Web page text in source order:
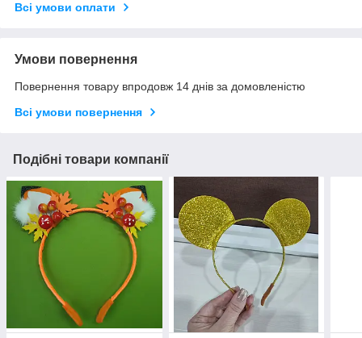
Всі умови оплати
Умови повернення
Повернення товару впродовж 14 днів за домовленістю
Всі умови повернення
Подібні товари компанії